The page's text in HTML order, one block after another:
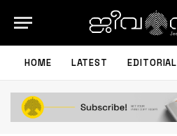
HOME LATEST EDITORIAL